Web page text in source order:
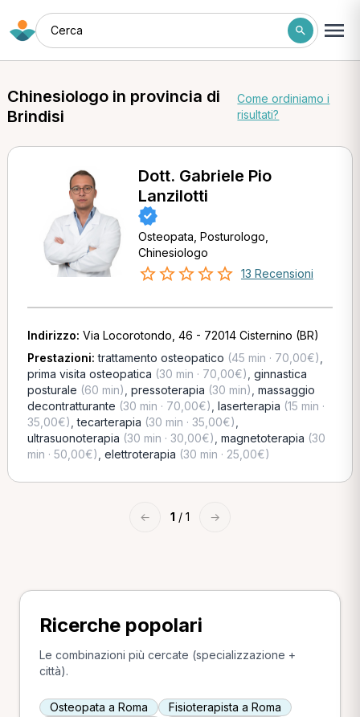
Cerca
Chinesiologo in provincia di
Brindisi
Come ordiniamo i
risultati?
Dott. Gabriele Pio
Lanzilotti
Osteopata, Posturologo,
Chinesiologo
13 Recensioni
Indirizzo: Via Locorotondo, 46 - 72014 Cisternino (BR)
Prestazioni:trattamento osteopatico (45 min · 70,00€)
prima visita osteopatica (30 min · 70,00€) ginnastica
posturale (60 min) pressoterapia (30 min) massaggio
decontratturante (30 min · 70,00€) laserterapia (15 min ·
35,00€) ,tecarterapia (30 min · 35,00€)
ultrasuonoterapia (30 min · 30,00€) magnetoterapia (30
min · 50,00€) elettroterapia (30 min · 25,00€)
← 1 / 1 →
Ricerche popolari
Le combinazioni più cercate (specializzazione +
città).
Osteopata a Roma
Fisioterapista a Roma